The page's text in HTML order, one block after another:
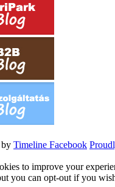
Timeline Facebook
to improve your
you can opt-out if you